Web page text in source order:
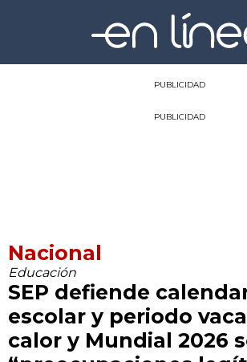
PUBLICIDAD
PUBLICIDAD
Nacional
Educación
SEP defiende
escolar y periodo
calor y Mundial 2026